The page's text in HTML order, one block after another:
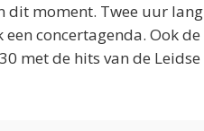
dit moment. Twee uur lang
concertagenda. Ook de
met de hits van de Leidse